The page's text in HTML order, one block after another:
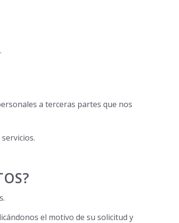
a terceras partes que nos
el motivo de su solicitud y